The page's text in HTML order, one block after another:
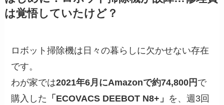
は覚悟していたけど？
ロボット掃除機は日々の暮らしに欠かせない存在
です。
わが家では2021年6月にAmazonで約74,800円 で
購入した 「ECOVACS DEEBOT N8+」 を、週3回